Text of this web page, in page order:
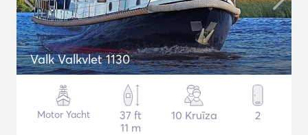
Valk Valkvlet 1130
Motor Yacht
37 ft
11 m
10 Kruīza 2